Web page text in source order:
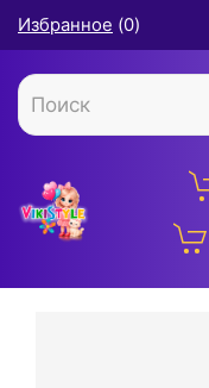
Избранное (0)